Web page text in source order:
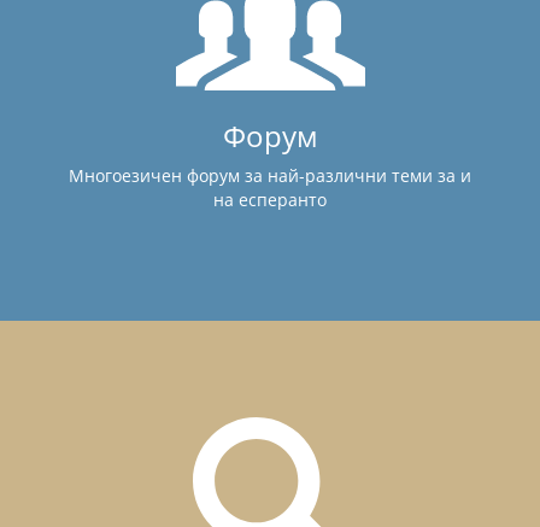
Форум
Многоезичен форум за най-различни теми за и
на есперанто